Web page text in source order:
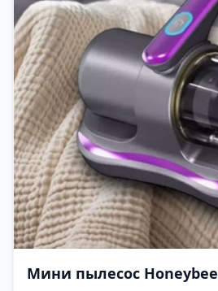
Мини пылесос Honeybee